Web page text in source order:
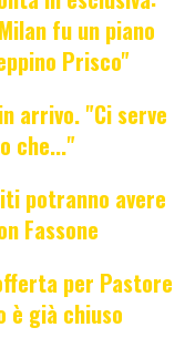
fu un piano
Prisco"
arrivo. "Ci serve
che..."
potranno avere
Fassone
per Pastore
è già chiuso